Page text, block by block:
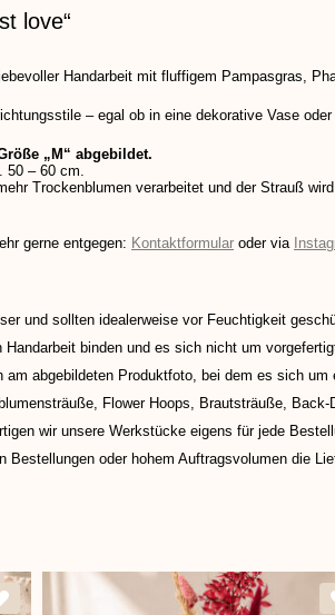
love“
Handarbeit mit fluffigem Pampasgras,
– egal ob in eine dekorative Vase oder
„M“ abgebildet.
– 60 cm.
Trockenblumen verarbeitet und der Strauß
gerne entgegen: Kontaktformular oder via
und sollten idealerweise vor Feuchtigkeit
binden und es sich nicht um
abgebildeten Produktfoto, bei dem es sich um
Flower Hoops, Brautsträuße, Back-
wir unsere Werkstücke eigens für jede
oder hohem Auftragsvolumen die